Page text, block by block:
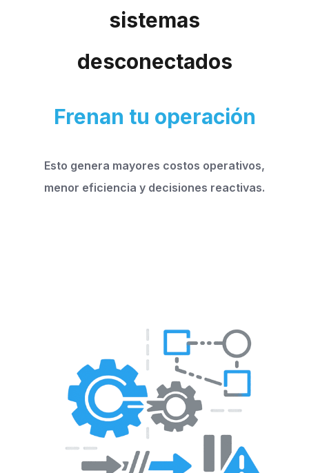
sistemas
desconectados
Frenan tu operación
Esto genera mayores costos operativos,
menor eficiencia y decisiones reactivas.